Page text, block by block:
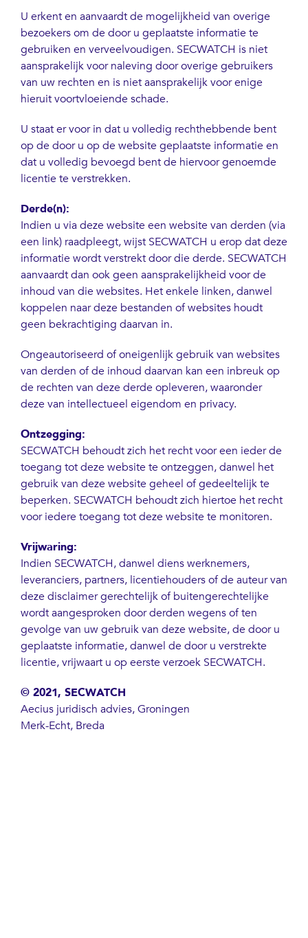
U erkent en aanvaardt de mogelijkheid van overige
bezoekers om de door u geplaatste informatie te
gebruiken en verveelvoudigen. SECWATCH is niet
aansprakelijk voor naleving door overige gebruikers
van uw rechten en is niet aansprakelijk voor enige
hieruit voortvloeiende schade.
U staat er voor in dat u volledig rechthebbende bent
op de door u op de website geplaatste informatie en
dat u volledig bevoegd bent de hiervoor genoemde
licentie te verstrekken.
Derde(n):
Indien u via deze website een website van derden (via
een link) raadpleegt, wijst SECWATCH u erop dat deze
informatie wordt verstrekt door die derde. SECWATCH
aanvaardt dan ook geen aansprakelijkheid voor de
inhoud van die websites. Het enkele linken, danwel
koppelen naar deze bestanden of websites houdt
geen bekrachtiging daarvan in.
Ongeautoriseerd of oneigenlijk gebruik van websites
van derden of de inhoud daarvan kan een inbreuk op
de rechten van deze derde opleveren, waaronder
deze van intellectueel eigendom en privacy.
Ontzegging:
SECWATCH behoudt zich het recht voor een ieder de
toegang tot deze website te ontzeggen, danwel het
gebruik van deze website geheel of gedeeltelijk te
beperken. SECWATCH behoudt zich hiertoe het recht
voor iedere toegang tot deze website te monitoren.
Vrijwaring:
Indien SECWATCH, danwel diens werknemers,
leveranciers, partners, licentiehouders of de auteur van
deze disclaimer gerechtelijk of buitengerechtelijke
wordt aangesproken door derden wegens of ten
gevolge van uw gebruik van deze website, de door u
geplaatste informatie, danwel de door u verstrekte
licentie, vrijwaart u op eerste verzoek SECWATCH.
© 2021, SECWATCH
Aecius juridisch advies, Groningen
Merk-Echt, Breda